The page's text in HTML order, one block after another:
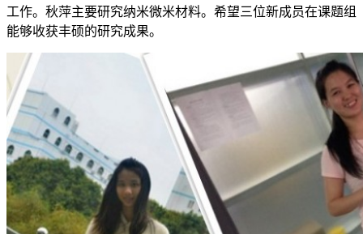
工作。秋萍主要研究纳米微米材料。希望三位新成员在课题组
能够收获丰硕的研究成果。